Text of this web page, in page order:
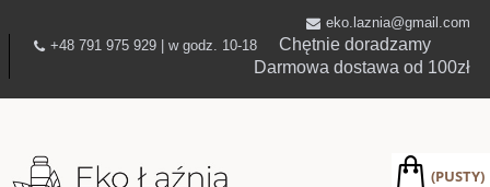
eko.laznia@gmail.com
+48 791 975 929 | w godz. 10-18 Chętnie doradzamy
Darmowa dostawa od 100zł
(PUSTY)